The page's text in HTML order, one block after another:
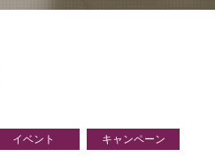
イベント キャンペーン